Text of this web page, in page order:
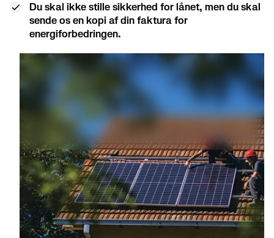
Du skal ikke stille sikkerhed for lånet, men du skal
sende os en kopi af din faktura for
energiforbedringen.